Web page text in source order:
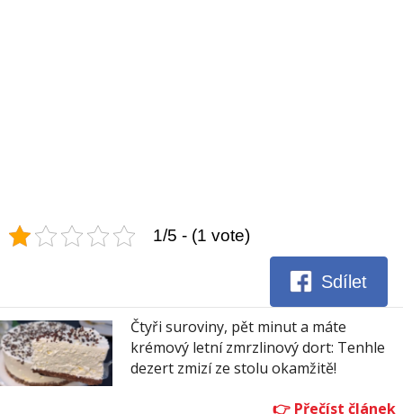
1/5 - (1 vote)
Sdílet
Čtyři suroviny, pět minut a máte
krémový letní zmrzlinový dort: Tenhle
dezert zmizí ze stolu okamžitě!